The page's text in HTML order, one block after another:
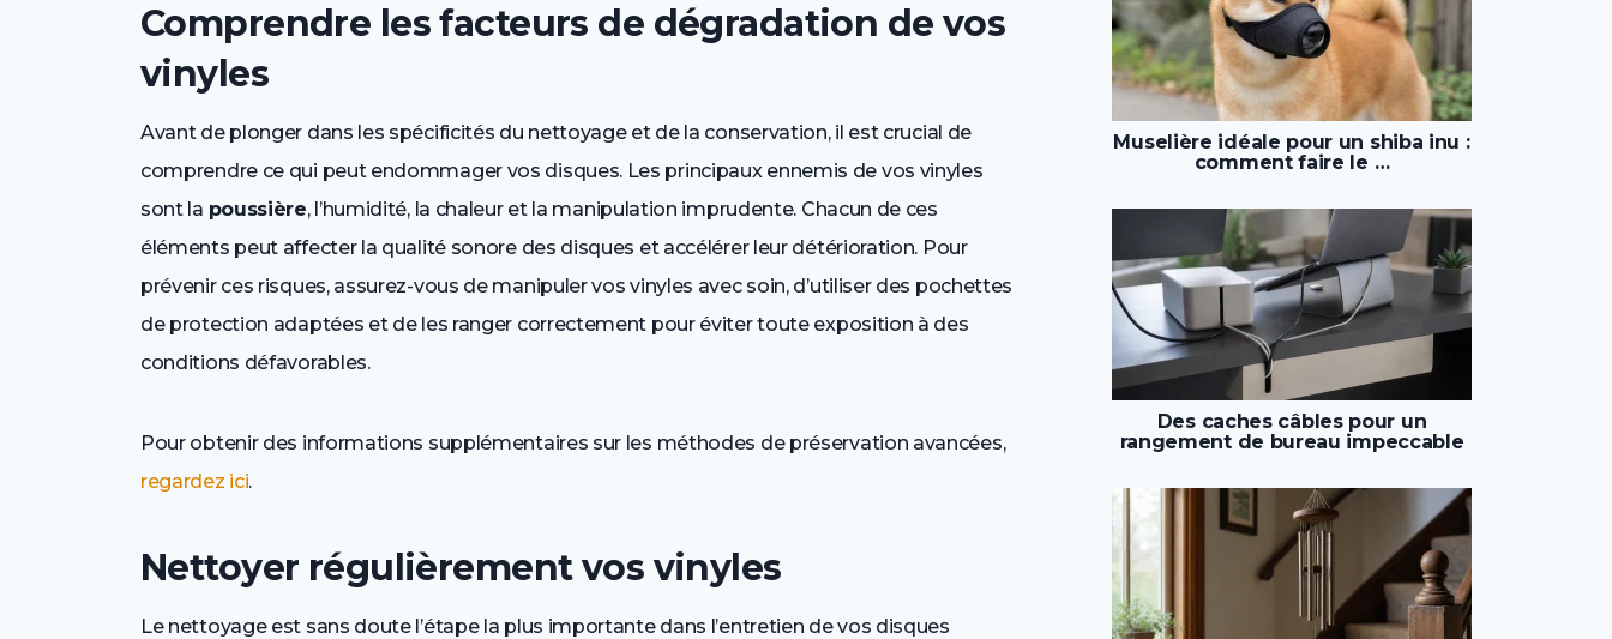
Comprendre les facteurs de dégradation de vos
vinyles
Avant de plonger dans les spécificités du nettoyage et de la conservation, il est crucial de
comprendre ce qui peut endommager vos disques. Les principaux ennemis de vos vinyles
sont la poussière, l’humidité, la chaleur et la manipulation imprudente. Chacun de ces
éléments peut affecter la qualité sonore des disques et accélérer leur détérioration. Pour
prévenir ces risques, assurez-vous de manipuler vos vinyles avec soin, d’utiliser des pochettes
de protection adaptées et de les ranger correctement pour éviter toute exposition à des
conditions défavorables.
Pour obtenir des informations supplémentaires sur les méthodes de préservation avancées,
regardez ici.
Nettoyer régulièrement vos vinyles
Le nettoyage est sans doute l’étape la plus importante dans l’entretien de vos disques
Muselière idéale pour un shiba inu :
comment faire le …
Des caches câbles pour un
rangement de bureau impeccable